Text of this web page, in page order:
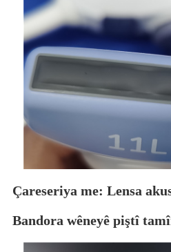
Çareseriya me: Lensa
Bandora wêneyê piştî